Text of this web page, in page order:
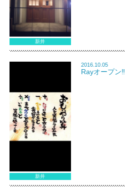
新井
新井
2016.10.05
Rayオープン